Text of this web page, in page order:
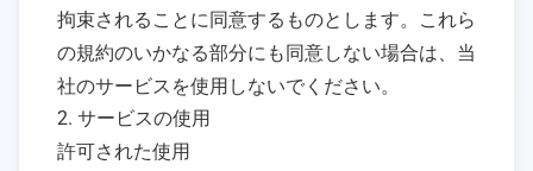
拘束されることに同意するものとします。これら
の規約のいかなる部分にも同意しない場合は、当
社のサービスを使用しないでください。
2. サービスの使用
許可された使用